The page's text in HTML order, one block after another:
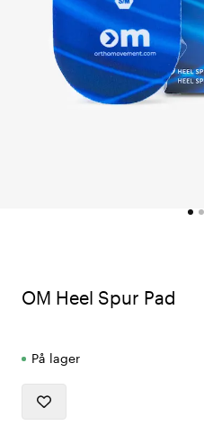
OM Heel Spur Pad
På lager